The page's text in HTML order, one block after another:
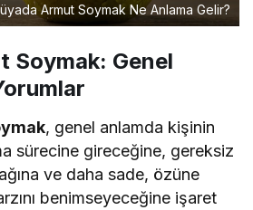
Armut Soymak Ne Anlama Gelir?
Soymak: Genel
, genel anlamda kişinin
sürecine gireceğine, gereksiz
ve daha sade, özüne
benimseyeceğine işaret